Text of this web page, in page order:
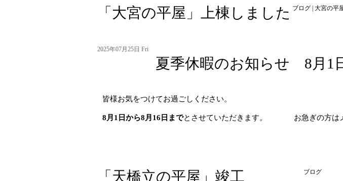
「大宮の平屋」上棟しました ブログ| 大宮の平
2025年07月25日 Fri
夏季休暇のお知らせ 8月1
皆様お気をつけてお過ごしください。
8月1日から8月16日までとさせていただきます。 お急ぎの方は
「天橋立の平屋」竣工 ブログ